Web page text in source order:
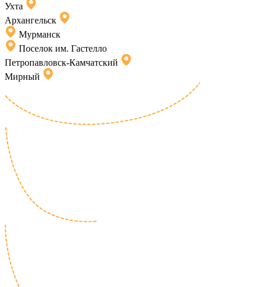
Ухта
Архангельск
Мурманск
Поселок им. Гастелло
Петропавловск-Камчатский
Мирный